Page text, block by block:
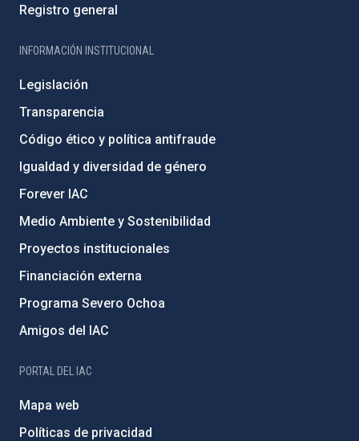
Registro general
INFORMACIÓN INSTITUCIONAL
Legislación
Transparencia
Código ético y política antifraude
Igualdad y diversidad de género
Forever IAC
Medio Ambiente y Sostenibilidad
Proyectos institucionales
Financiación externa
Programa Severo Ochoa
Amigos del IAC
PORTAL DEL IAC
Mapa web
Políticas de privacidad